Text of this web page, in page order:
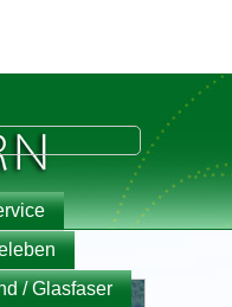
/ Glasfaser